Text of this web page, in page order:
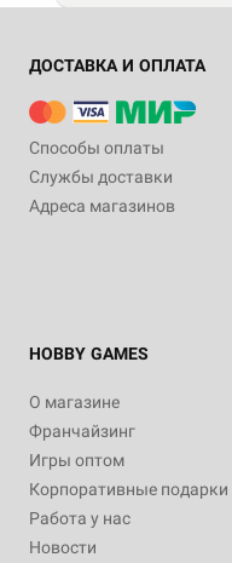
ДОСТАВКА И ОПЛАТА
Способы оплаты
Службы доставки
Адреса магазинов
HOBBY GAMES
О магазине
Франчайзинг
Игры оптом
Корпоративные подарки
Работа у нас
Новости